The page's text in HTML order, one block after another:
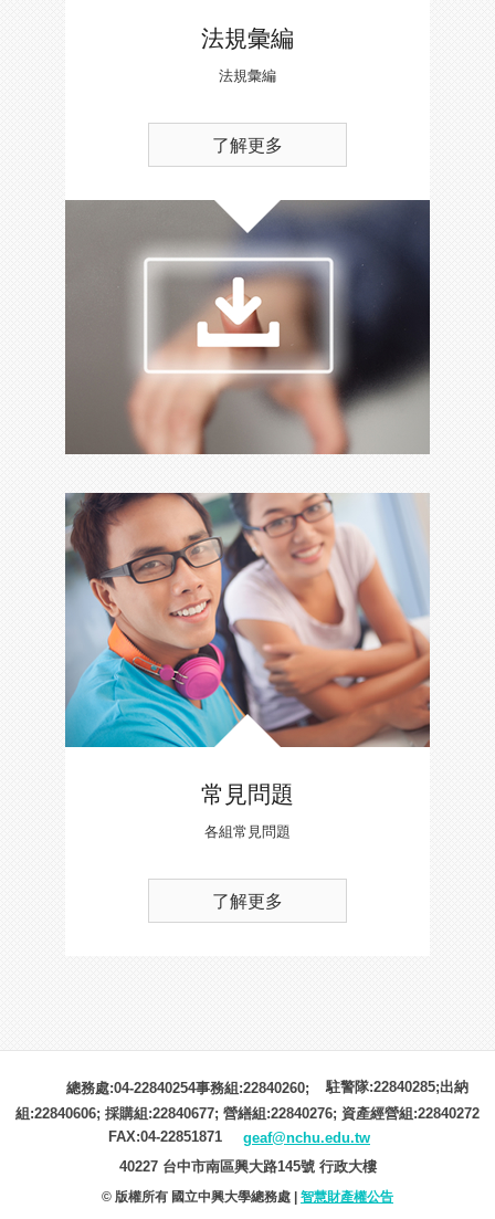
法規彙編
法規彙編
了解更多
常見問題
各組常見問題
了解更多
總務處:04-22840254事務組:22840260;
駐警隊:22840285;出納
組:22840606; 採購組:22840677; 營繕組:22840276; 資產經營組:22840272
FAX:04-22851871
geaf@nchu.edu.tw
40227 台中市南區興大路145號 行政大樓
© 版權所有 國立中興大學總務處 | 智慧財產權公告